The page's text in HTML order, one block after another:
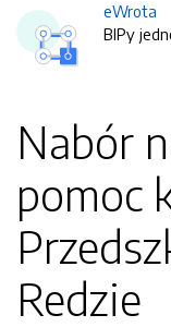
eWrota
BIPy
Nabór
pomoc
Redzie